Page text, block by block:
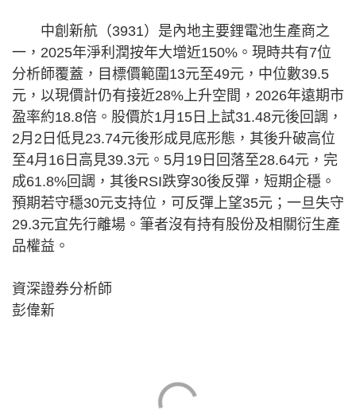
中創新航（3931）是內地主要鋰電池生產商之
一，2025年淨利潤按年大增近150%。現時共有7位
分析師覆蓋，目標價範圍13元至49元，中位數39.5
元，以現價計仍有接近28%上升空間，2026年遠期市
盈率約18.8倍。股價於1月15日上試31.48元後回調，
2月2日低見23.74元後形成見底形態，其後升破高位
至4月16日高見39.3元。5月19日回落至28.64元，完
成61.8%回調，其後RSI跌穿30後反彈，短期企穩。
預期若守穩30元支持位，可反彈上望35元；一旦失守
29.3元宜先行離場。筆者沒有持有股份及相關衍生產
品權益。
資深證券分析師
彭偉新